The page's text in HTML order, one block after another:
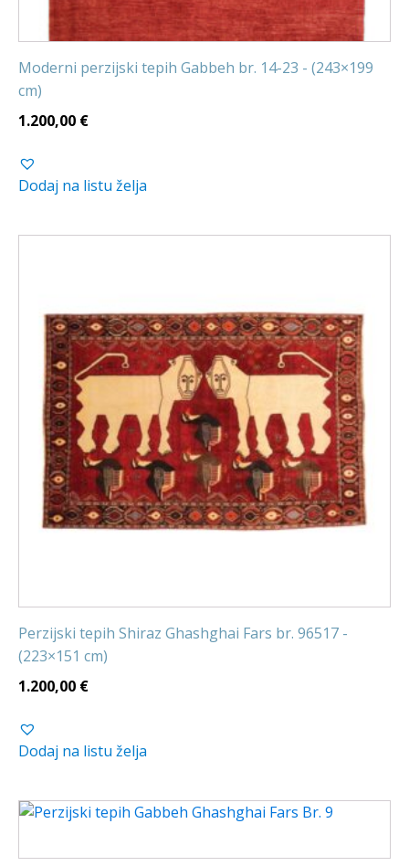
Moderni perzijski tepih Gabbeh br. 14-23 - (243×199
cm)
1.200,00 €
Dodaj na listu želja
Perzijski tepih Shiraz Ghashghai Fars br. 96517 -
(223×151 cm)
1.200,00 €
Dodaj na listu želja